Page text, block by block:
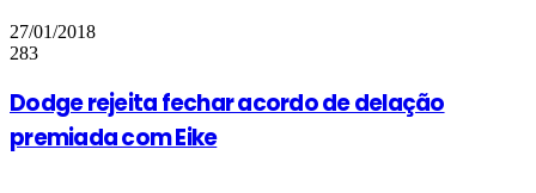
27/01/2018
283
Dodge rejeita fechar acordo de delação
premiada com Eike